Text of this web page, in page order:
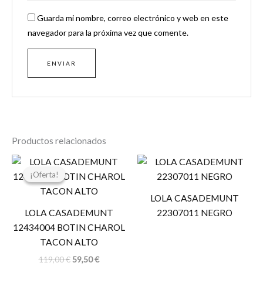
Guarda mi nombre, correo electrónico y web en este
navegador para la próxima vez que comente.
Productos relacionados
¡Oferta!
¡Oferta!
LOLA CASADEMUNT
12434004 BOTIN CHAROL
TACON ALTO
119,00€
El
original
era:
59,50€
El
actual
LOLA CASADEMUNT
22307011 NEGRO